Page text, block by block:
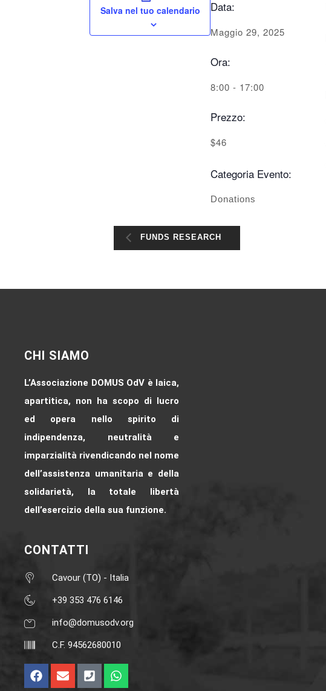
Salva nel tuo calendario Data:
Maggio 29, 2025
Ora:
8:00 - 17:00
Prezzo:
$46
Categoria Evento:
Donations
FUNDS RESEARCH
CHI SIAMO
L’Associazione DOMUS OdV è laica,
apartitica, non ha scopo di lucro
ed opera nello spirito di
indipendenza, neutralità e
imparzialità rivendicando nel nome
dell’assistenza umanitaria e della
solidarietà, la totale libertà
dell’esercizio della sua funzione.
CONTATTI
Cavour (TO) - Italia
+39 353 476 6146‬
info@domusodv.org
C.F. 94562680010